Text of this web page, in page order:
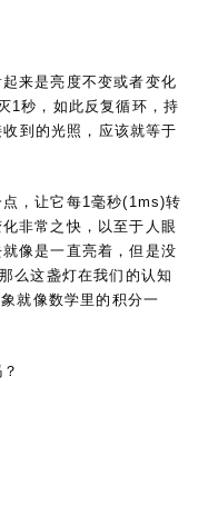
来是亮度不变或者变化
1秒，如此反复循环，持
到的光照，应该就等于
，让它每1毫秒(1ms)转
非常之快，以至于人眼
像是一直亮着，但是没
么这盏灯在我们的认知
就像数学里的积分一